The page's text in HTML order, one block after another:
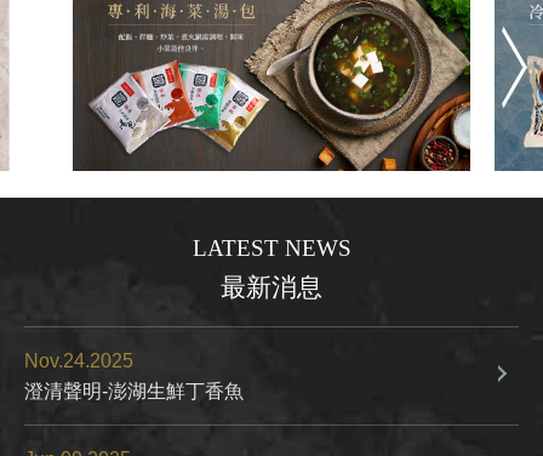
LATEST NEWS
最新消息
Nov.24.2025
澄清聲明-澎湖生鮮丁香魚